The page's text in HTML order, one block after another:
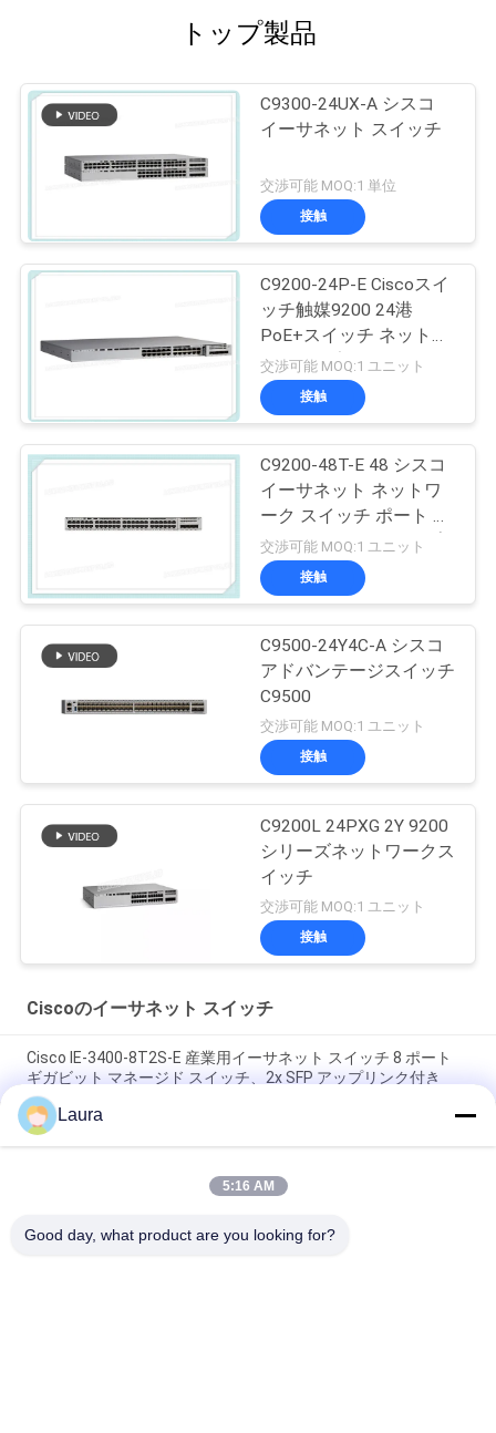
トップ製品
C9300-24UX-A シスコ
イーサネット スイッチ
交渉可能 MOQ:1 単位
接触
C9200-24P-E Ciscoスイ
ッチ触媒9200 24港
PoE+スイッチ ネットワ
ークの要素
交渉可能 MOQ:1 ユニット
接触
C9200-48T-E 48 シスコ
イーサネット ネットワ
ーク スイッチ ポート デ
ータ モジュールアップ
リンク オプション
交渉可能 MOQ:1 ユニット
接触
C9500-24Y4C-A シスコ
アドバンテージスイッチ
C9500
交渉可能 MOQ:1 ユニット
接触
C9200L 24PXG 2Y 9200
シリーズネットワークス
イッチ
交渉可能 MOQ:1 ユニット
接触
Ciscoのイーサネット スイッチ
Cisco IE-3400-8T2S-E 産業用イーサネット スイッチ 8 ポート
ギガビット マネージド スイッチ、2x SFP アップリンク付き
Cisco Catalyst C9500X-60L4D-A 60 ポート 10G スイッチ |高性
能コアネットワークスイッチ
Cisco C9500-32C-A 32 ポート 100G スイッチ | Catalyst 9500 エ
Laura
5:16 AM
Good day, what product are you looking for?